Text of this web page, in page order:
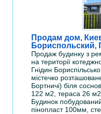
Продам дом,
Бориспольский,
Продаж будинку з
на території
Гнідин
містечко
Бортничі) біля
122 м2, тераса 26
Будинок
пінопласт 100мм,